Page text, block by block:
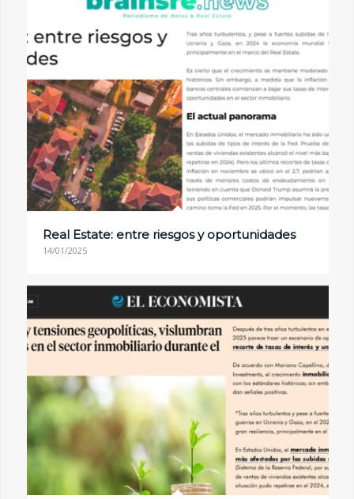
Real Estate: entre riesgos y oportunidades
14/01/2025